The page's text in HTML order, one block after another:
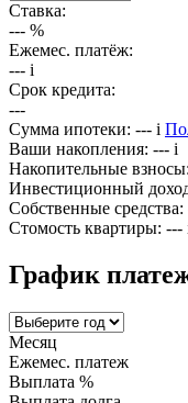
Ставка:
--- %
Ежемес. платёж:
--- i
Срок кредита:
---
Сумма ипотеки: --- i
Ваши накопления: --- i
Накопительные взносы:
Инвестиционный
Собственные средства:
Стомость квартиры: ---
График
Месяц
Ежемес. платеж
Выплата %